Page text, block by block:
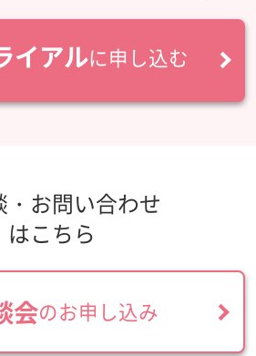
イアルに申し込む
・お問い合わせ
はこちら
会のお申し込み